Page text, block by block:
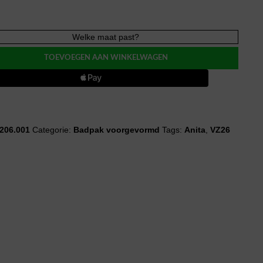
Welke maat past?
TOEVOEGEN AAN WINKELWAGEN
Categorie: Badpak voorgevormd Tags: Anita ,VZ26